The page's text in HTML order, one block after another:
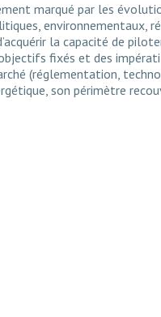
marqué par les
environnementaux,
la capacité de
fixés et des
(réglementation,
son périmètre